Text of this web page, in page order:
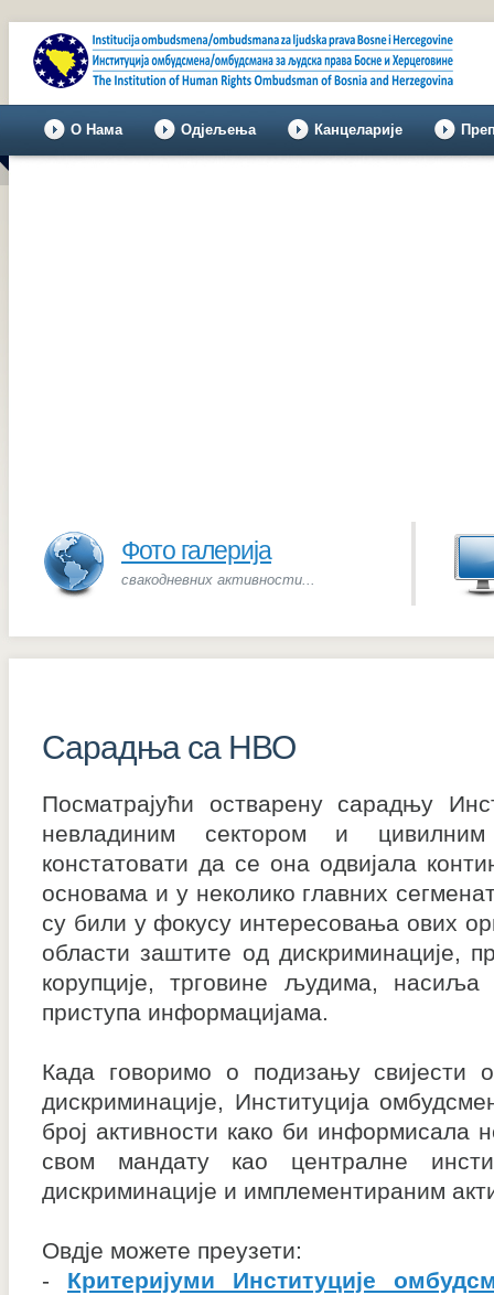
О Нама Одјељења Канцеларије
Фото галерија
свакодневних активности...
Сарадња са НВО
Посматрајући остварену сарадњу
невладиним сектором и
констатовати да се она одвијала
основама и у неколико главних
су били у фокусу интересовања ових
области заштите од дискриминације,
корупције, трговине људима,
приступа информацијама.
Када говоримо о подизању свијести
дискриминације, Институција
број активности како би информисала
свом мандату као централне
дискриминације и имплементираним
Овдје можете преузети:
- Критеријуми Институције